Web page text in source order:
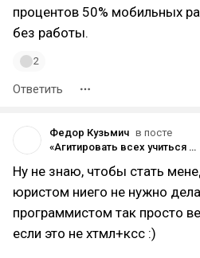
процентов 50% мобильных
без работы.
2
Ответить
Федор Кузьмич в посте
«Агитировать всех учиться программированию — так же глупо, как сантехническим работам»
Ну не знаю, чтобы стать
юристом ниего не нужно
программистом так просто
если это не хтмл+ксс :)